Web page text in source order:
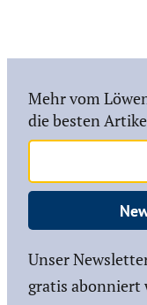
Mehr vom
die besten
Unser
gratis abonniert